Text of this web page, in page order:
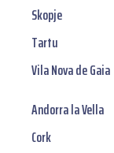
Skopje
Tartu
Vila Nova de Gaia
Andorra la Vella
Cork